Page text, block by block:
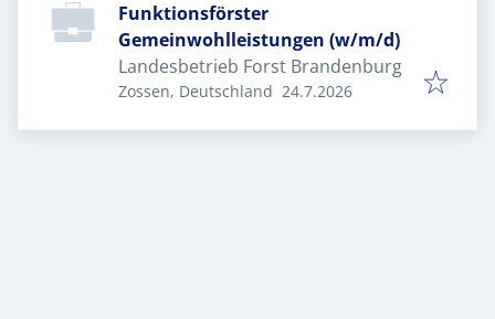
Funktionsförster
Gemeinwohlleistungen (w/m/d)
Landesbetrieb Forst Brandenburg
Zossen, Deutschland Veröffentlicht
24.7.2026